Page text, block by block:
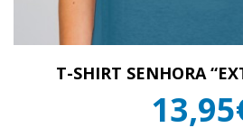
T-SHIRT SENHORA